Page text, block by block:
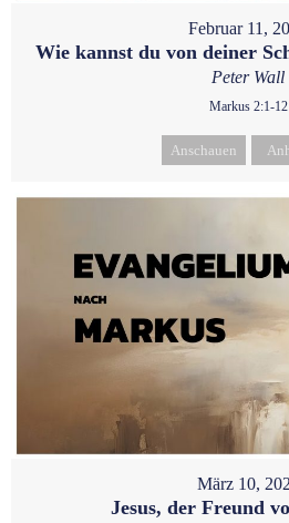
Februar 11,
Wie kannst du von deiner
Peter Wall
Markus 2:1-12
Anschauen
März 10,
Jesus, der Freund